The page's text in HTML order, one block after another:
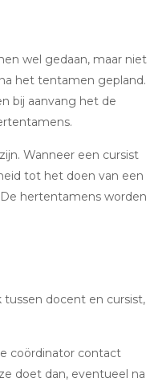
wel gedaan, maar niet
het tentamen gepland.
bij aanvang het de
Wanneer een cursist
tot het doen van een
hertentamens worden
docent en cursist,
coördinator contact
doet dan, eventueel na